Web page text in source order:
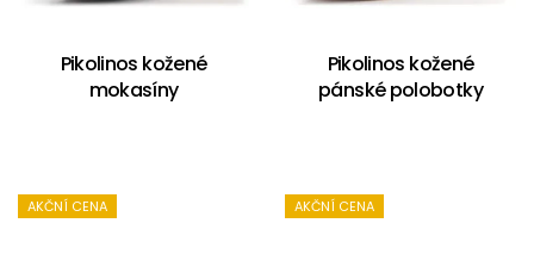
Pikolinos kožené
mokasíny
Pikolinos kožené
pánské polobotky
AKČNÍ CENA AKČNÍ CENA